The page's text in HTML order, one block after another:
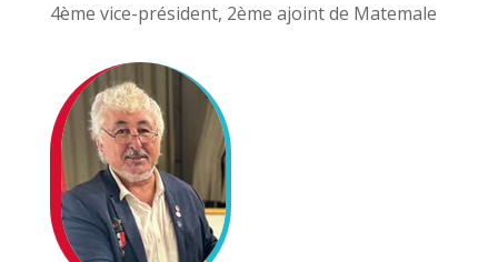
4ème vice-président, 2ème ajoint de Matemale